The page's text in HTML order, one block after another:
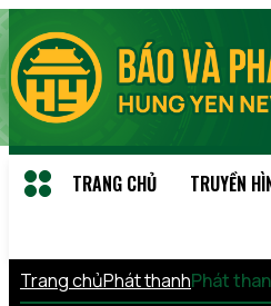
TRANG CHỦ TRUYỀN
Trang chủPhát thanhPhát